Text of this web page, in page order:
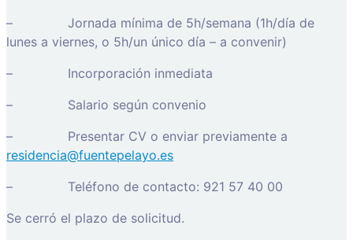
– Jornada mínima de 5h/semana (1h/día de
lunes a viernes, o 5h/un único día – a convenir)
– Incorporación inmediata
– Salario según convenio
– Presentar CV o enviar previamente a
residencia@fuentepelayo.es
– Teléfono de contacto: 921 57 40 00
Se cerró el plazo de solicitud.